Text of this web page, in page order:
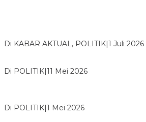
Di KABAR AKTUAL, POLITIK|1 Juli 2026
Di POLITIK|11 Mei 2026
Di POLITIK|1 Mei 2026